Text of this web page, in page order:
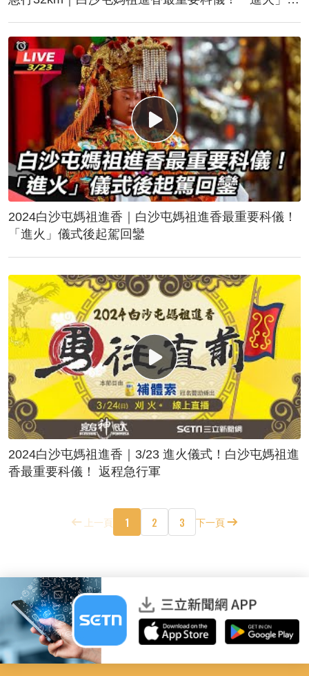
2024白沙屯媽祖進香｜白沙屯媽祖進香最重要科儀！
「進火」儀式後起駕回鑾
2024白沙屯媽祖進香｜3/23 進火儀式！白沙屯媽祖進
香最重要科儀！ 返程急行軍
上一頁 1 2 3 下一頁